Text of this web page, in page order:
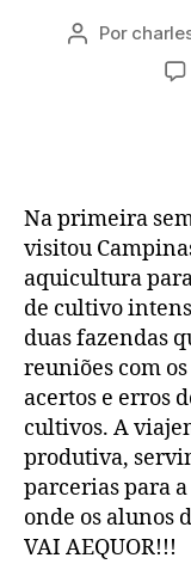
Por
Na primeira
visitou
aquicultura
de cultivo
duas fazendas
reuniões com
acertos e erros
cultivos. A
produtiva,
parcerias para
onde os alunos
VAI AEQUOR!!!